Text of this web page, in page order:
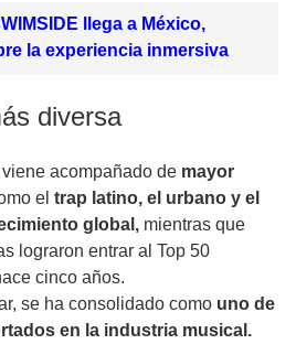
llega a México,
la experiencia inmersiva
diversa
acompañado de mayor
el trap latino, el urbano y el
global, mientras que
lograron entrar al Top 50
cinco años.
se ha consolidado como uno de
en la industria musical.